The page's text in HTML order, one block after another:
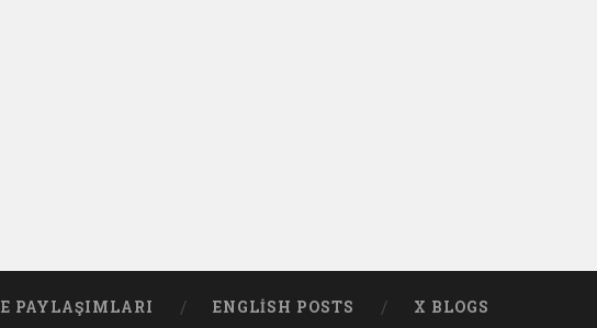
PAYLAŞIMLARI ENGLISH POSTS X BLOGS